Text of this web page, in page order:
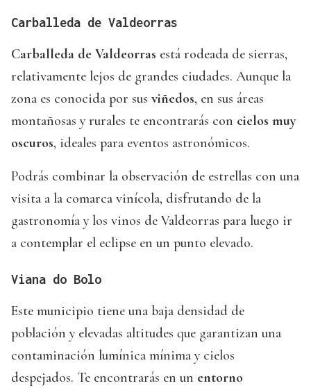
Carballeda de Valdeorras
Carballeda de Valdeorras está rodeada de sierras,
relativamente lejos de grandes ciudades. Aunque la
zona es conocida por sus viñedos, en sus áreas
montañosas y rurales te encontrarás con cielos muy
oscuros, ideales para eventos astronómicos.
Podrás combinar la observación de estrellas con una
visita a la comarca vinícola, disfrutando de la
gastronomía y los vinos de Valdeorras para luego ir
a contemplar el eclipse en un punto elevado.
Viana do Bolo
Este municipio tiene una baja densidad de
población y elevadas altitudes que garantizan una
contaminación lumínica mínima y cielos
despejados. Te encontrarás en un entorno